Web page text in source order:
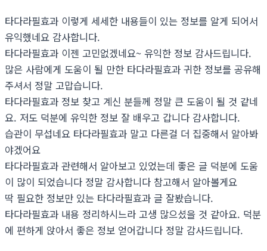
타다라필효과 이렇게 세세한 내용들이 있는 정보를 알게 되어서
유익했네요 감사합니다.
타다라필효과 이젠 고민없겠네요~ 유익한 정보 감사드립니다.
많은 사람에게 도움이 될 만한 타다라필효과 귀한 정보를 공유해
주셔서 정말 고맙습니다.
타다라필효과 정보 찾고 계신 분들께 정말 큰 도움이 될 것 같네
요. 저도 덕분에 유익한 정보 잘 배우고 갑니다 감사합니다.
습관이 무섭네요 타다라필효과 말고 다른걸 더 집중해서 알아봐
야겠어요
타다라필효과 관련해서 알아보고 있었는데 좋은 글 덕분에 도움
이 많이 되었습니다 정말 감사합니다 참고해서 알아볼게요
딱 필요한 정보만 있는 타다라필효과 글 잘봤습니다.
타다라필효과 내용 정리하시느라 고생 많으셨을 것 같아요. 덕분
에 편하게 앉아서 좋은 정보 얻어갑니다 정말 감사드립니다.